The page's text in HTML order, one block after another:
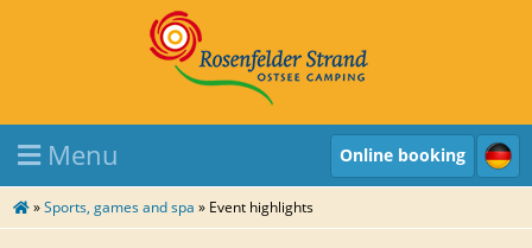
Menu Online booking
»Sports, games and spa » Event highlights